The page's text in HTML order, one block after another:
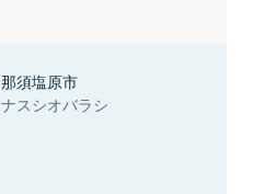
那須塩原市
ナスシオバラシ